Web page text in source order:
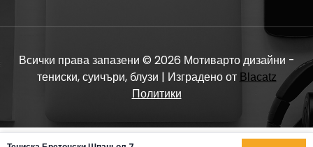
Всички права запазени © 2026 Мотиварто дизайни -
тениски, суичъри, блузи | Изградено от Blacatz
Политики